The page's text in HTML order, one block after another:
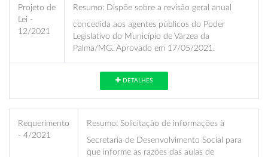
Projeto de
Lei -
12/2021
Resumo: Dispõe sobre a revisão geral anual
concedida aos agentes públicos do Poder
Legislativo do Município de Várzea da
Palma/MG. Aprovado em 17/05/2021.
DETALHES
Requerimento
- 4/2021
Resumo: Solicitação de informações à
Secretaria de Desenvolvimento Social para
que informe as razões das aulas de